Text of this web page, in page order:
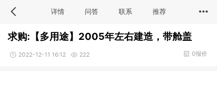
详情 问答 联系 推荐
求购:【多用途】2005年左右建造，带舱盖
2022-12-11 16:12 222 0报价